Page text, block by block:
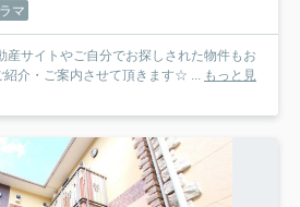
マ
産サイトやご自分でお探しされた物件もお
介・ご案内させて頂きます☆ ...
もっと見